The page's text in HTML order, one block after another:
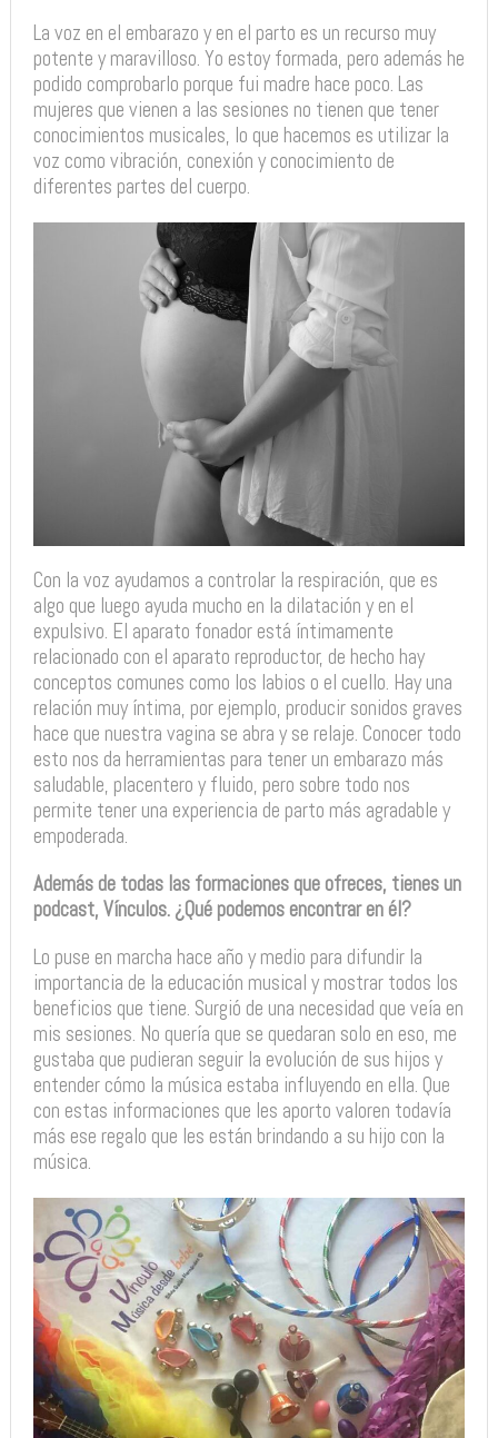
La voz en el embarazo y en el parto es un recurso muy
potente y maravilloso. Yo estoy formada, pero además he
podido comprobarlo porque fui madre hace poco. Las
mujeres que vienen a las sesiones no tienen que tener
conocimientos musicales, lo que hacemos es utilizar la
voz como vibración, conexión y conocimiento de
diferentes partes del cuerpo.
Con la voz ayudamos a controlar la respiración, que es
algo que luego ayuda mucho en la dilatación y en el
expulsivo. El aparato fonador está íntimamente
relacionado con el aparato reproductor, de hecho hay
conceptos comunes como los labios o el cuello. Hay una
relación muy íntima, por ejemplo, producir sonidos graves
hace que nuestra vagina se abra y se relaje. Conocer todo
esto nos da herramientas para tener un embarazo más
saludable, placentero y fluido, pero sobre todo nos
permite tener una experiencia de parto más agradable y
empoderada.
Además de todas las formaciones que ofreces, tienes un
podcast, Vínculos. ¿Qué podemos encontrar en él?
Lo puse en marcha hace año y medio para difundir la
importancia de la educación musical y mostrar todos los
beneficios que tiene. Surgió de una necesidad que veía en
mis sesiones. No quería que se quedaran solo en eso, me
gustaba que pudieran seguir la evolución de sus hijos y
entender cómo la música estaba influyendo en ella. Que
con estas informaciones que les aporto valoren todavía
más ese regalo que les están brindando a su hijo con la
música.